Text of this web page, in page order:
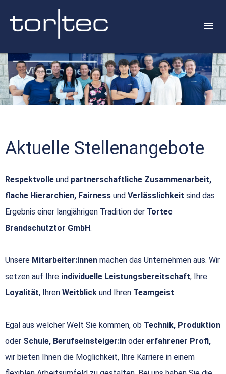
Aktuelle Stellenangebote
Respektvolle und partnerschaftliche Zusammenarbeit,
flache Hierarchien, Fairness und Verlässlichkeit sind das
Ergebnis einer langjährigen Tradition der Tortec
Brandschutztor GmbH.
Unsere Mitarbeiter:innen machen das Unternehmen aus. Wir
setzen auf Ihre individuelle Leistungsbereitschaft, Ihre
Loyalität, Ihren Weitblick und Ihren Teamgeist.
Egal aus welcher Welt Sie kommen, ob Technik, Produktion
oder Schule, Berufseinsteiger:in oder erfahrener Profi,
wir bieten Ihnen die Möglichkeit, Ihre Karriere in einem